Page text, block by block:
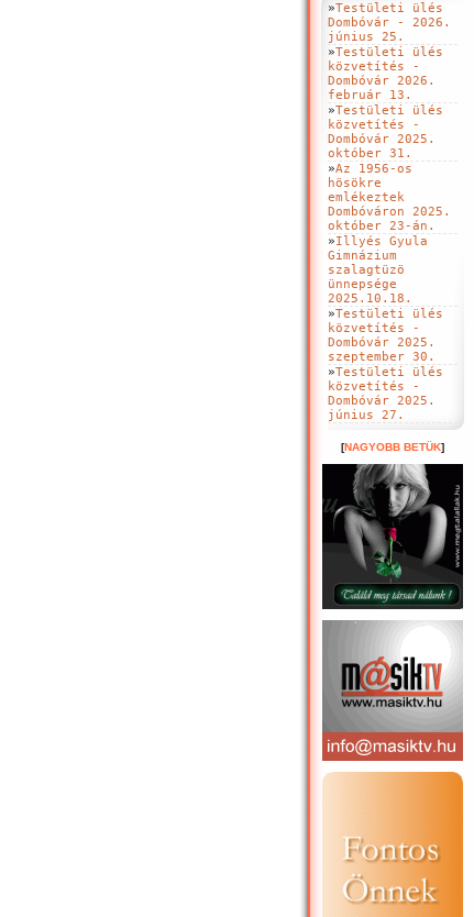
»Testületi ülés
Dombóvár - 2026.
június 25.
»Testületi ülés
közvetítés -
Dombóvár 2026.
február 13.
»Testületi ülés
közvetítés -
Dombóvár 2025.
október 31.
»Az 1956-os
hösökre
emlékeztek
Dombóváron 2025.
október 23-án.
»Illyés Gyula
Gimnázium
szalagtüzö
ünnepsége
2025.10.18.
»Testületi ülés
közvetítés -
Dombóvár 2025.
szeptember 30.
»Testületi ülés
közvetítés -
Dombóvár 2025.
június 27.
[NAGYOBB BETÜK]